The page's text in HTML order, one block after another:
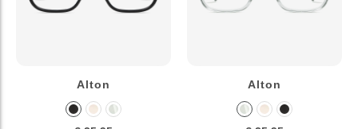
Alton Alton